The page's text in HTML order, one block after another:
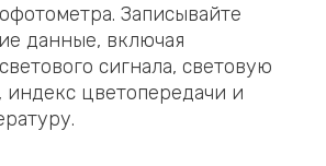
Записывайте
данные, включая
сигнала, световую
индекс цветопередачи и